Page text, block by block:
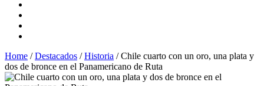
Home /Destacados /Historia /Chile cuarto con un oro, una plata y
dos de bronce en el Panamericano de Ruta